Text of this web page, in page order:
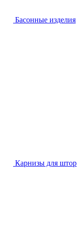
Басонные изделия
Карнизы для штор